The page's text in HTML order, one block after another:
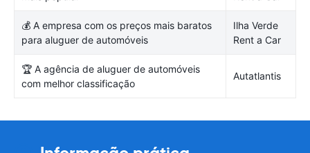
💰 A empresa com os preços mais baratos
para aluguer de automóveis
Ilha Verde
Rent a Car
🏆 A agência de aluguer de automóveis
com melhor classificação
Autatlantis